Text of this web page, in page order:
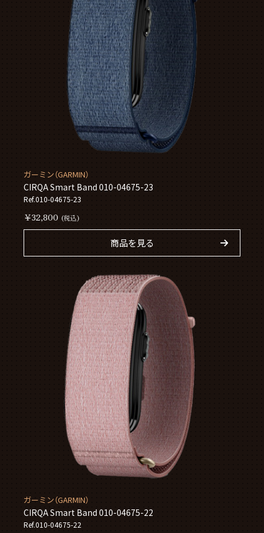
ガーミン（GARMIN）
CIRQA Smart Band 010-04675-23
Ref.010-04675-23
￥32,800 (税込)
商品を見る
ガーミン（GARMIN）
CIRQA Smart Band 010-04675-22
Ref.010-04675-22